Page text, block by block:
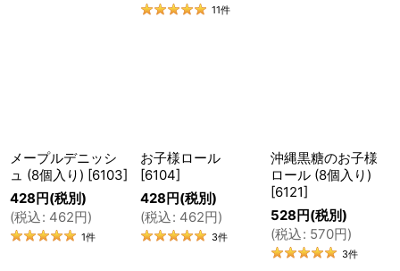
題でした。
なんとか卵乳不使用の生地を完成させ、手捏ねで焼き
11件
メープルデニッシ
ュ (8個入り)
6103
428 円(税別)
(税込: 462円 )
1件
お子様ロール
6104
428 円(税別)
(税込: 462円 )
3件
沖縄黒糖のお子様
ロール (8個入り)
6121
528 円(税別)
(税込: 570円 )
3件